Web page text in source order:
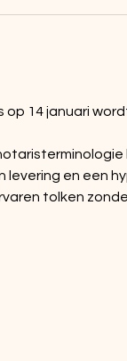
14 januari
levering en een
tolken